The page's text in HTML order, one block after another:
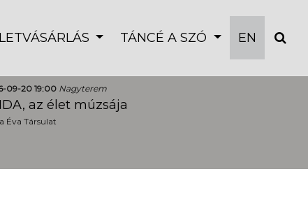
TÁNCÉ A SZÓ EN
09-20 19:00 Nagyterem
az élet múzsája
Éva Társulat